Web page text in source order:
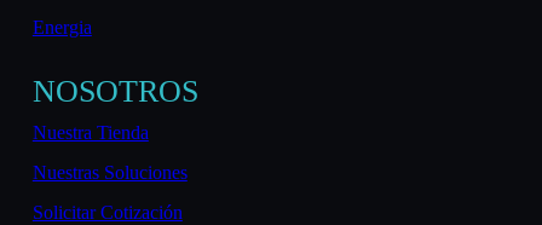
Energia
NOSOTROS
Nuestra Tienda
Nuestras Soluciones
Solicitar Cotización